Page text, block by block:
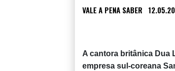
VALE A PENA SABER
A cantora britânica Dua
empresa sul-coreana